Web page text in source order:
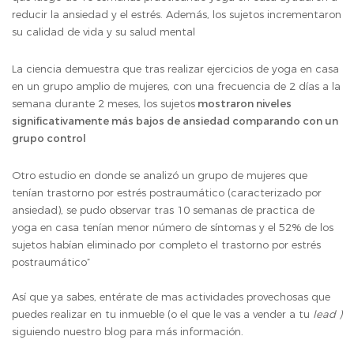
reducir la ansiedad y el estrés. Además, los sujetos incrementaron
su calidad de vida y su salud mental
La ciencia demuestra que tras realizar ejercicios de yoga en casa
en un grupo amplio de mujeres, con una frecuencia de 2 días a la
semana durante 2 meses, los sujetos mostraron niveles
significativamente más bajos de ansiedad comparando con un
grupo control
Otro estudio en donde se analizó un grupo de mujeres que
tenían trastorno por estrés postraumático (caracterizado por
ansiedad), se pudo observar tras 10 semanas de practica de
yoga en casa tenían menor número de síntomas y el 52% de los
sujetos habían eliminado por completo el trastorno por estrés
postraumático”
Así que ya sabes, entérate de mas actividades provechosas que
puedes realizar en tu inmueble (o el que le vas a vender a tu lead )
siguiendo nuestro blog para más información.